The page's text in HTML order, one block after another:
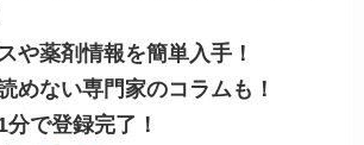
や薬剤情報を簡単入手！
めない専門家のコラムも！
で登録完了！